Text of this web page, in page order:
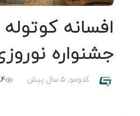
افسانه کوتوله
جشنواره
کدومو, 5 سال پیش